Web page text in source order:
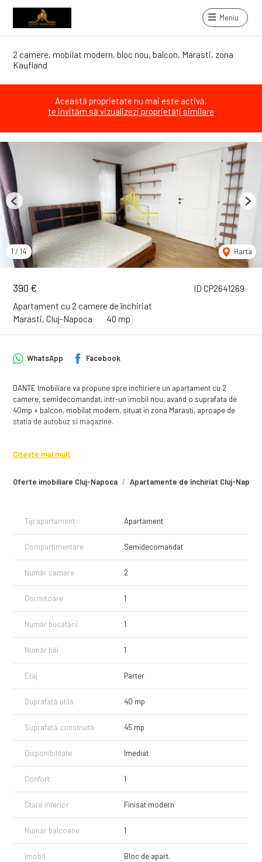
Meniu
2 camere, mobilat modern, bloc nou, balcon, Marasti, zona
Kaufland
Această proprietate nu mai este activă,
te invităm să vizualizezi proprietăți similare
ID CP2641269
390 €
Apartament cu 2 camere de închiriat
Marasti, Cluj-Napoca
40 mp
1 / 14 Harta
Previous Next
Oferte imobiliare Cluj-Napoca Apartamente de închiriat Cluj-Napoca
WhatsApp Facebook
DANTE Imobiliare va propune spre inchiriere un apartament cu 2
camere, semidecomandat, intr-un imobil nou, avand o suprafata de
40mp + balcon, mobilat modern, situat in zona Marasti, aproape de
statia de autobuz si magazine.
este urmatoarea:
frigider si loc de luat masa
Pentru vizionari sau alte informatii va stam la dispozitie!
Citește mai mult
Tip apartament Apartament
Compartimentare Semidecomandat
Număr camere 2
Dormitoare 1
Număr bucătării 1
Număr băi 1
Etaj Parter
Suprafață utilă 40 mp
Suprafață construită 45 mp
Disponibilitate Imediat
Confort 1
Stare interior Finisat modern
Număr balcoane 1
Imobil Bloc de apart.